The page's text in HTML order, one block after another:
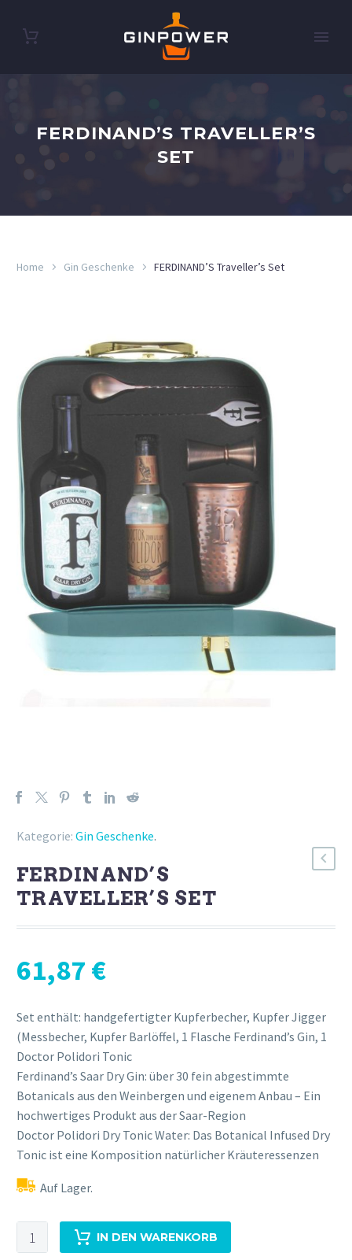
FERDINAND’S TRAVELLER’S
SET
Home Gin Geschenke FERDINAND’S Traveller’s Set
Kategorie: Gin Geschenke.
FERDINAND’S
TRAVELLER’S SET
61,87 €
Set enthält: handgefertigter Kupferbecher, Kupfer Jigger
(Messbecher, Kupfer Barlöffel, 1 Flasche Ferdinand’s Gin, 1
Doctor Polidori Tonic
Ferdinand’s Saar Dry Gin: über 30 fein abgestimmte
Botanicals aus den Weinbergen und eigenem Anbau – Ein
hochwertiges Produkt aus der Saar-Region
Doctor Polidori Dry Tonic Water: Das Botanical Infused Dry
Tonic ist eine Komposition natürlicher Kräuteressenzen
Auf Lager.
FERDINAND'S
Traveller's
IN DEN WARENKORB